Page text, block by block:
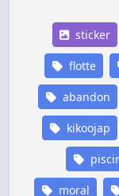
sticker
flotte
abandon
kikoojap
moral